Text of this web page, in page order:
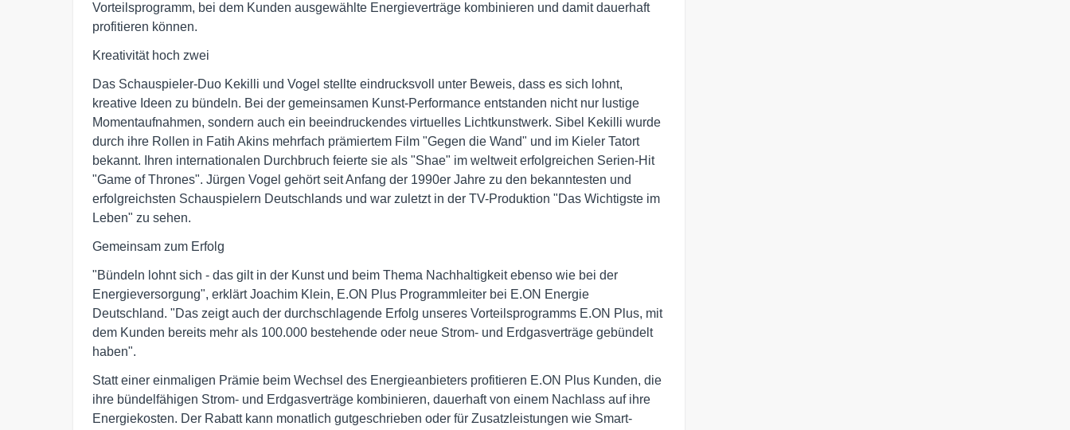
Vorteilsprogramm, bei dem Kunden ausgewählte Energieverträge kombinieren und damit dauerhaft
profitieren können.
Kreativität hoch zwei
Das Schauspieler-Duo Kekilli und Vogel stellte eindrucksvoll unter Beweis, dass es sich lohnt,
kreative Ideen zu bündeln. Bei der gemeinsamen Kunst-Performance entstanden nicht nur lustige
Momentaufnahmen, sondern auch ein beeindruckendes virtuelles Lichtkunstwerk. Sibel Kekilli wurde
durch ihre Rollen in Fatih Akins mehrfach prämiertem Film "Gegen die Wand" und im Kieler Tatort
bekannt. Ihren internationalen Durchbruch feierte sie als "Shae" im weltweit erfolgreichen Serien-Hit
"Game of Thrones". Jürgen Vogel gehört seit Anfang der 1990er Jahre zu den bekanntesten und
erfolgreichsten Schauspielern Deutschlands und war zuletzt in der TV-Produktion "Das Wichtigste im
Leben" zu sehen.
Gemeinsam zum Erfolg
"Bündeln lohnt sich - das gilt in der Kunst und beim Thema Nachhaltigkeit ebenso wie bei der
Energieversorgung", erklärt Joachim Klein, E.ON Plus Programmleiter bei E.ON Energie
Deutschland. "Das zeigt auch der durchschlagende Erfolg unseres Vorteilsprogramms E.ON Plus, mit
dem Kunden bereits mehr als 100.000 bestehende oder neue Strom- und Erdgasverträge gebündelt
haben".
Statt einer einmaligen Prämie beim Wechsel des Energieanbieters profitieren E.ON Plus Kunden, die
ihre bündelfähigen Strom- und Erdgasverträge kombinieren, dauerhaft von einem Nachlass auf ihre
Energiekosten. Der Rabatt kann monatlich gutgeschrieben oder für Zusatzleistungen wie Smart-